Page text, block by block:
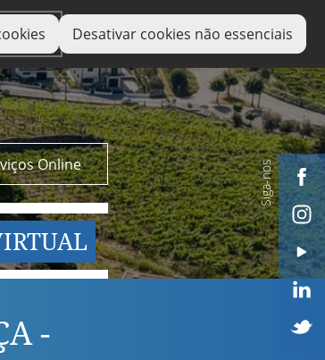
Desativar cookies não essenciais
Online Siga-nos
-